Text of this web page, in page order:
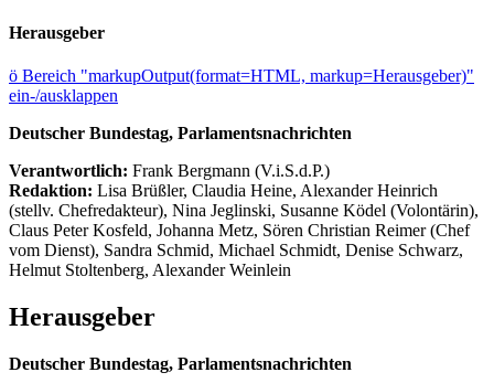
Herausgeber
ö Bereich "markupOutput(format=HTML, markup=Herausgeber)"
ein-/ausklappen
Deutscher Bundestag, Parlamentsnachrichten
Verantwortlich: Frank Bergmann (V.i.S.d.P.)
Redaktion: Lisa Brüßler, Claudia Heine, Alexander Heinrich
(stellv. Chefredakteur), Nina Jeglinski, Susanne Ködel (Volontärin),
Claus Peter Kosfeld, Johanna Metz, Sören Christian Reimer (Chef
vom Dienst), Sandra Schmid, Michael Schmidt, Denise Schwarz,
Helmut Stoltenberg, Alexander Weinlein
Herausgeber
Deutscher Bundestag, Parlamentsnachrichten